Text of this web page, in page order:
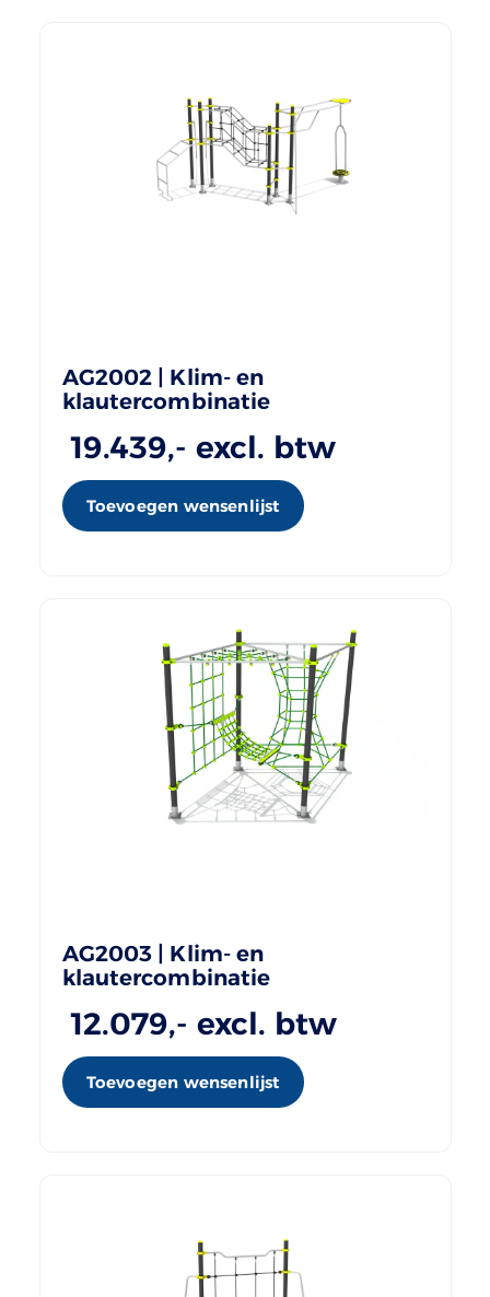
AG2002 | Klim- en
klautercombinatie
19.439,- excl. btw
Toevoegen wensenlijst
AG2003 | Klim- en
klautercombinatie
12.079,- excl. btw
Toevoegen wensenlijst